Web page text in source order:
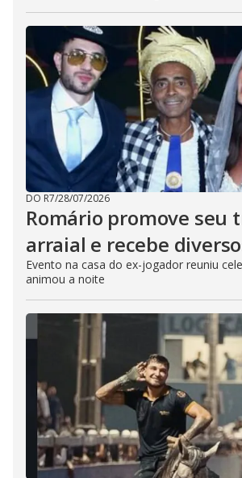
DO R7/28/07/2026
Romário promove seu
arraial e recebe
Evento na casa do ex-jogador reuniu
animou a noite